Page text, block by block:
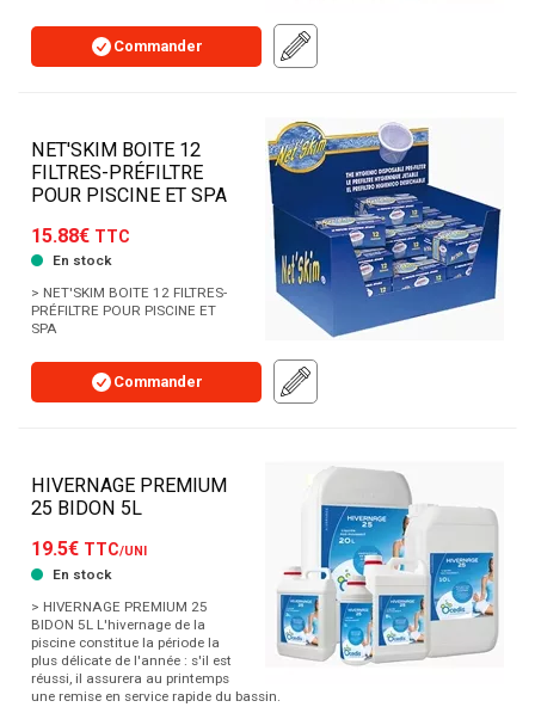
Commander
NET'SKIM BOITE 12
FILTRES-PRÉFILTRE
POUR PISCINE ET SPA
15.88€ TTC
En stock
> NET'SKIM BOITE 12 FILTRES-
PRÉFILTRE POUR PISCINE ET
SPA
Commander
HIVERNAGE PREMIUM
25 BIDON 5L
19.5€ TTC/UNI
En stock
> HIVERNAGE PREMIUM 25
BIDON 5L L'hivernage de la
piscine constitue la période la
plus délicate de l'année : s'il est
réussi, il assurera au printemps
une remise en service rapide du bassin.